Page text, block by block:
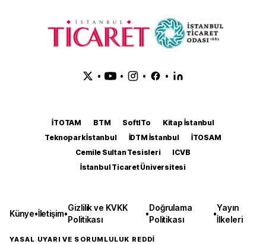
• • • •
İTOTAM BTM SoftITo
Kitap İstanbul
Teknopark İstanbul
İDTM İstanbul
İTOSAM
Cemile Sultan Tesisleri
ICVB
İstanbul Ticaret Üniversitesi
Künye•İletişim•
Gizlilik ve KVKK
Politikası
•
Doğrulama
Politikası
•
Yayın
İlkeleri
YASAL UYARI VE SORUMLULUK REDDİ